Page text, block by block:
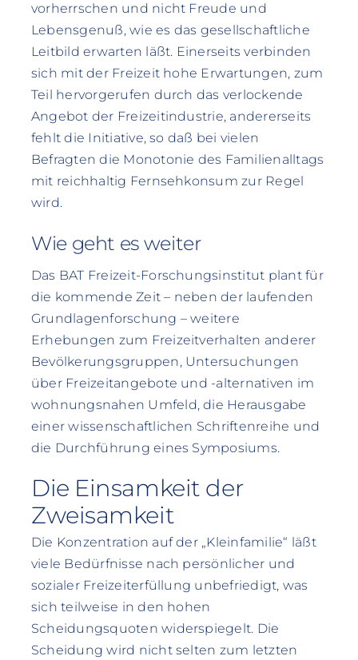
vorherrschen und nicht Freude und
Lebensgenuß, wie es das gesellschaftliche
Leitbild erwarten läßt. Einerseits verbinden
sich mit der Freizeit hohe Erwartungen, zum
Teil hervorgerufen durch das verlockende
Angebot der Freizeitindustrie, andererseits
fehlt die Initiative, so daß bei vielen
Befragten die Monotonie des Familienalltags
mit reichhaltig Fernsehkonsum zur Regel
wird.
Wie geht es weiter
Das BAT Freizeit-Forschungsinstitut plant für
die kommende Zeit – neben der laufenden
Grundlagenforschung – weitere
Erhebungen zum Freizeitverhalten anderer
Bevölkerungsgruppen, Untersuchungen
über Freizeitangebote und -alternativen im
wohnungsnahen Umfeld, die Herausgabe
einer wissenschaftlichen Schriftenreihe und
die Durchführung eines Symposiums.
Die Einsamkeit der
Zweisamkeit
Die Konzentration auf der „Kleinfamilie“ läßt
viele Bedürfnisse nach persönlicher und
sozialer Freizeiterfüllung unbefriedigt, was
sich teilweise in den hohen
Scheidungsquoten widerspiegelt. Die
Scheidung wird nicht selten zum letzten